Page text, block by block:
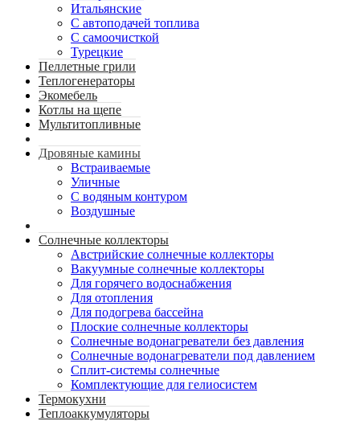
Итальянские
С автоподачей топлива
С самоочисткой
Турецкие
Пеллетные грили
Теплогенераторы
Экомебель
Котлы на щепе
Мультитопливные
Дровяные камины
Встраиваемые
Уличные
С водяным контуром
Воздушные
Солнечные коллекторы
Австрийские солнечные коллекторы
Вакуумные солнечные коллекторы
Для горячего водоснабжения
Для отопления
Для подогрева бассейна
Плоские солнечные коллекторы
Солнечные водонагреватели без давления
Солнечные водонагреватели под давлением
Сплит-системы солнечные
Комплектующие для гелиосистем
Термокухни
Теплоаккумуляторы